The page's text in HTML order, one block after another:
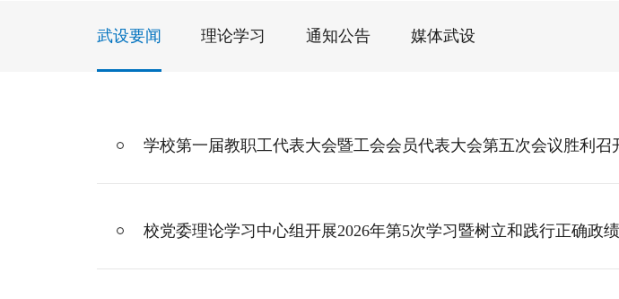
武设要闻 理论学习 通知公告 媒体武设
学校第一届教职工代表大会暨工会会员代表大会第五次会议胜利召
校党委理论学习中心组开展2026年第5次学习暨树立和践行正确政